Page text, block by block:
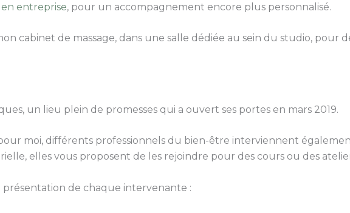
entreprise, pour un accompagnement encore plus personnalisé.
cabinet de massage, dans une salle dédiée au sein du studio, pour
un lieu plein de promesses qui a ouvert ses portes en mars 2019.
moi, différents professionnels du bien-être interviennent
elles vous proposent de les rejoindre pour des cours ou des
présentation de chaque intervenante :